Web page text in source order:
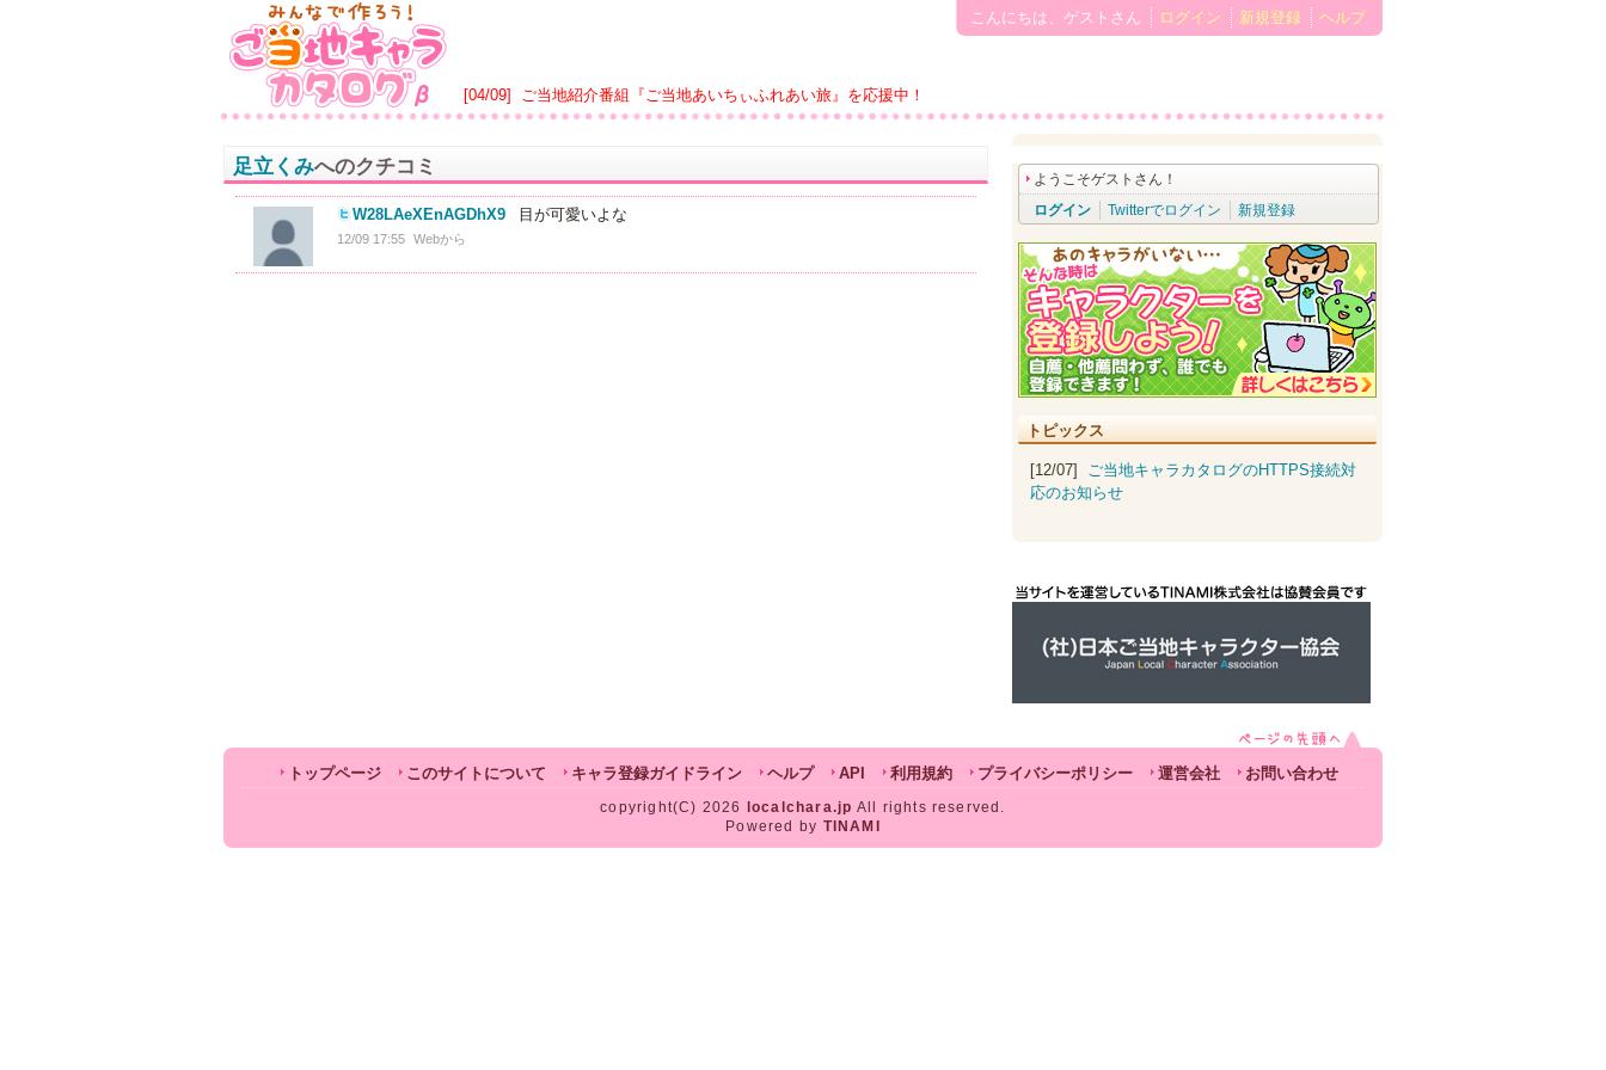
[04/09] ご当地紹介番組『ご当地あいちぃふれあい旅』を応援中！
こんにちは、ゲストさん ログイン 新規登録 ヘルプ
足立くみへのクチコミ
W28LAeXEnAGDhX9 目が可愛いよな
12/09 17:55 Webから
ようこそゲストさん！
ログイン
Twitterでログイン 新規登録
トピックス
[12/07] ご当地キャラカタログのHTTPS接続対
応のお知らせ
トップページ このサイトについて キャラ登録ガイドライン ヘルプ API 利用規約 プライバシーポリシー 運営会社 お問い合わせ
copyright(C) 2026 localchara.jp All rights reserved.
Powered by TINAMI